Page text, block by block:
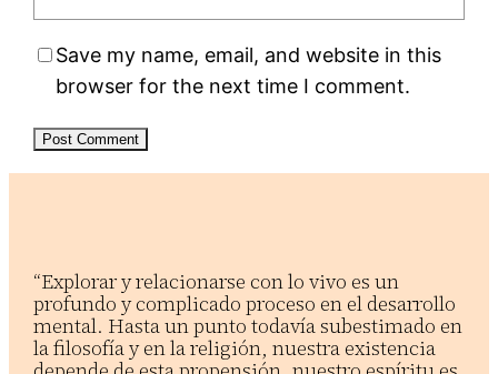
Save my name, email, and website in this
browser for the next time I comment.
“Explorar y relacionarse con lo vivo es un
profundo y complicado proceso en el desarrollo
mental. Hasta un punto todavía subestimado en
la filosofía y en la religión, nuestra existencia